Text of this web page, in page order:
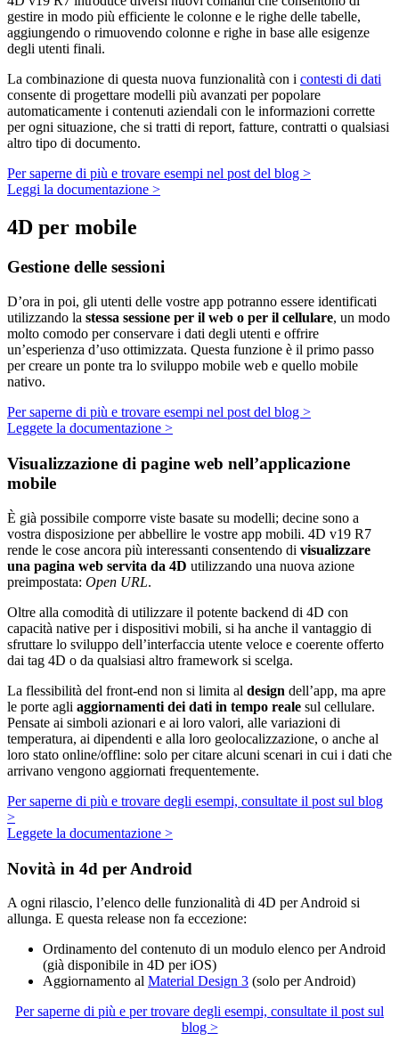
gestire in modo più efficiente le colonne e le righe delle tabelle,
aggiungendo o rimuovendo colonne e righe in base alle esigenze
degli utenti finali.
La combinazione di questa nuova funzionalità con i contesti di dati
consente di progettare modelli più avanzati per popolare
automaticamente i contenuti aziendali con le informazioni corrette
per ogni situazione, che si tratti di report, fatture, contratti o qualsiasi
altro tipo di documento.
Per saperne di più e trovare esempi nel post del blog >
Leggi la documentazione >
4D per mobile
Gestione delle sessioni
D’ora in poi, gli utenti delle vostre app potranno essere identificati
utilizzando la stessa sessione per il web o per il cellulare, un modo
molto comodo per conservare i dati degli utenti e offrire
un’esperienza d’uso ottimizzata. Questa funzione è il primo passo
per creare un ponte tra lo sviluppo mobile web e quello mobile
nativo.
Per saperne di più e trovare esempi nel post del blog >
Leggete la documentazione >
Visualizzazione di pagine web nell’applicazione
mobile
È già possibile comporre viste basate su modelli; decine sono a
vostra disposizione per abbellire le vostre app mobili. 4D v19 R7
rende le cose ancora più interessanti consentendo di visualizzare
una pagina web servita da 4D utilizzando una nuova azione
preimpostata: Open URL.
Oltre alla comodità di utilizzare il potente backend di 4D con
capacità native per i dispositivi mobili, si ha anche il vantaggio di
sfruttare lo sviluppo dell’interfaccia utente veloce e coerente offerto
dai tag 4D o da qualsiasi altro framework si scelga.
La flessibilità del front-end non si limita al design dell’app, ma apre
le porte agli aggiornamenti dei dati in tempo reale sul cellulare.
Pensate ai simboli azionari e ai loro valori, alle variazioni di
temperatura, ai dipendenti e alla loro geolocalizzazione, o anche al
loro stato online/offline: solo per citare alcuni scenari in cui i dati che
arrivano vengono aggiornati frequentemente.
Per saperne di più e trovare degli esempi, consultate il post sul blog
>
Leggete la documentazione >
Novità in 4d per Android
A ogni rilascio, l’elenco delle funzionalità di 4D per Android si
allunga. E questa release non fa eccezione:
Ordinamento del contenuto di un modulo elenco per Android
(già disponibile in 4D per iOS)
Aggiornamento al Material Design 3 (solo per Android)
Per saperne di più e per trovare degli esempi, consultate il post sul
blog >